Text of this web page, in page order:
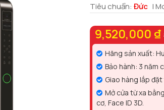
Tiêu chuẩn: Đức |
9,520,000 ₫
Hãng sản xuất:
Bảo hành: 3 năm
Giao hàng lắp
Mở cửa từ xa
cơ, Face ID 3D.